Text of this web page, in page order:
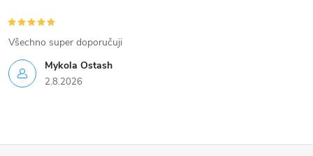
Mykola Ostash
2.8.2026
Všechno super doporučuji